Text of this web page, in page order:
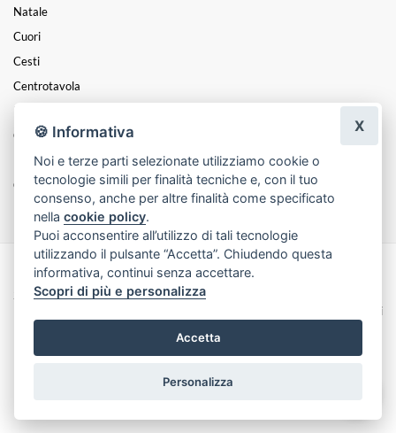
Natale
Cuori
Cesti
Centrotavola
Balloon Art
GIARDINAGGIO
Laurea
Coroncine
Made with byInfoser.it- Realizzazione Siti ecommerce per Fioristi
2026
Termini e Condizioni
🍪 Informativa
Noi e terze parti selezionate utilizziamo cookie o
tecnologie simili per finalità tecniche e, con il tuo
consenso, anche per altre finalità come specificato
nellacookie policy.
Puoi acconsentire all’utilizzo di tali tecnologie
utilizzando il pulsante “Accetta”. Chiudendo questa
informativa, continui senza accettare.
Scopri di più e personalizza
Accetta
Personalizza
X